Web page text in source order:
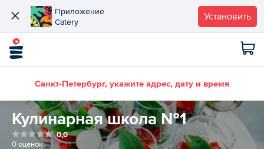
Приложение
Catery
Установить
Санкт-Петербург, укажите адрес, дату и время
Кулинарная школа №1
0,0
0 оценок